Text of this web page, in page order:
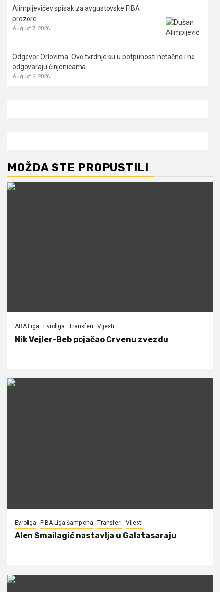
Alimpijevićev spisak za avgustovske FIBA
prozore
August 7, 2026
Odgovor Orlovima: ​Ove tvrdnje su u potpunosti netačne i ne
odgovaraju činjenicama
August 6, 2026
MOŽDA STE PROPUSTILI
ABA Liga Evroliga Transferi Vijesti
Nik Vejler-Beb pojačao Crvenu zvezdu
Evroliga FIBA Liga šampiona Transferi Vijesti
Alen Smailagić nastavlja u Galatasaraju